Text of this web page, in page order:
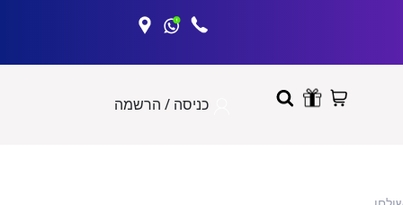
כניסה / הרשמה